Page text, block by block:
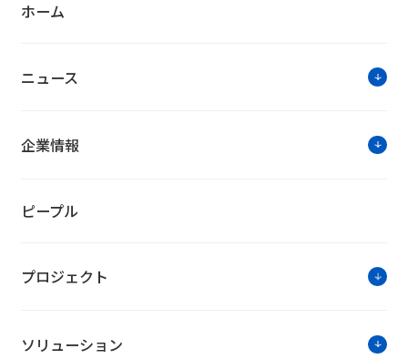
ホーム
ニュース
企業情報
ピープル
プロジェクト
ソリューション